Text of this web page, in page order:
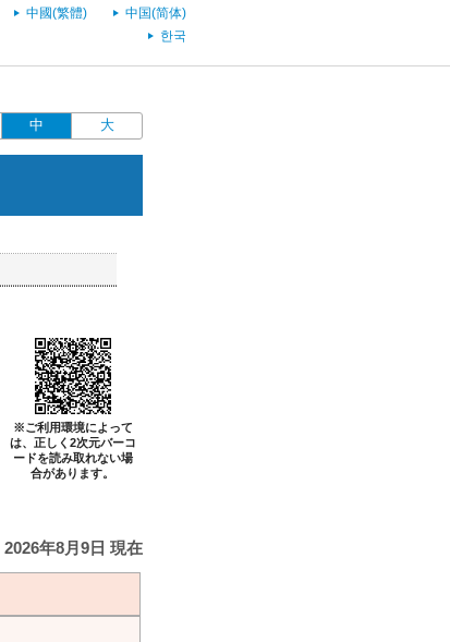
中國(繁體)
中国(简体)
한국
中 大
※ご利用環境によって
は、正しく2次元バーコ
ードを読み取れない場
合があります。
2026年8月9日 現在